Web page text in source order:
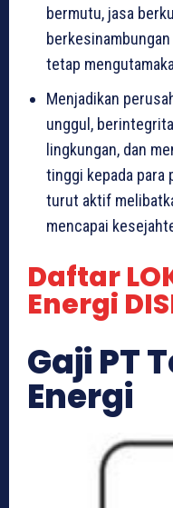
bermutu, jasa
tetap
Menjadikan
unggul,
lingkungan, dan
tinggi kepada para
turut aktif
mencapai
Daftar
Energi
Gaji PT
Energi